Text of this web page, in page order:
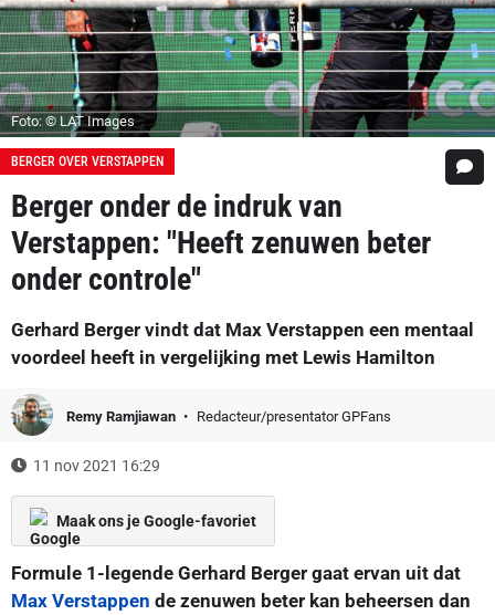
Foto: © LAT Images
BERGER OVER VERSTAPPEN
Berger onder de indruk van
Verstappen: "Heeft zenuwen beter
onder controle"
Gerhard Berger vindt dat Max Verstappen een mentaal
voordeel heeft in vergelijking met Lewis Hamilton
Remy Ramjiawan Redacteur/presentator GPFans
11 nov 2021 16:29
Maak ons je Google-favoriet
Formule 1-legende Gerhard Berger gaat ervan uit dat
Max Verstappen de zenuwen beter kan beheersen dan